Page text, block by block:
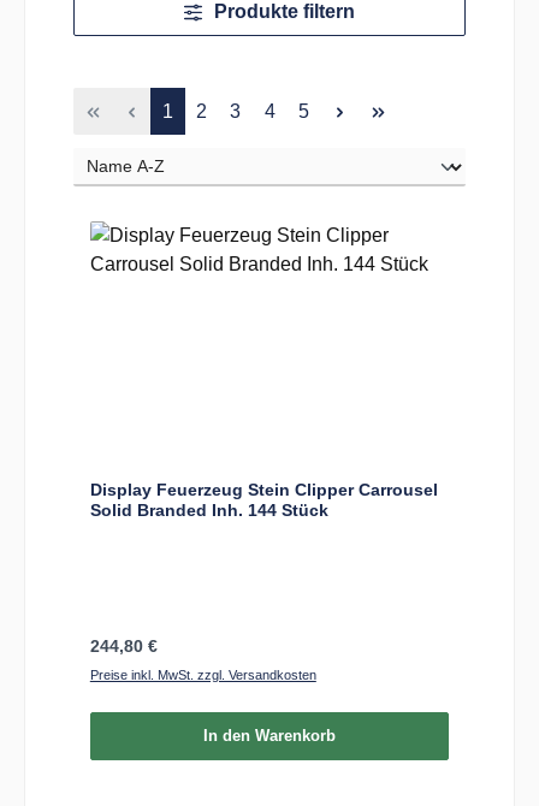
Produkte filtern
Seite
1 Seite
2 Seite
3 Seite
4 Seite
5
Display Feuerzeug Stein Clipper Carrousel
Solid Branded Inh. 144 Stück
Regulärer Preis:
244,80 €
Preise inkl. MwSt. zzgl. Versandkosten
In den Warenkorb